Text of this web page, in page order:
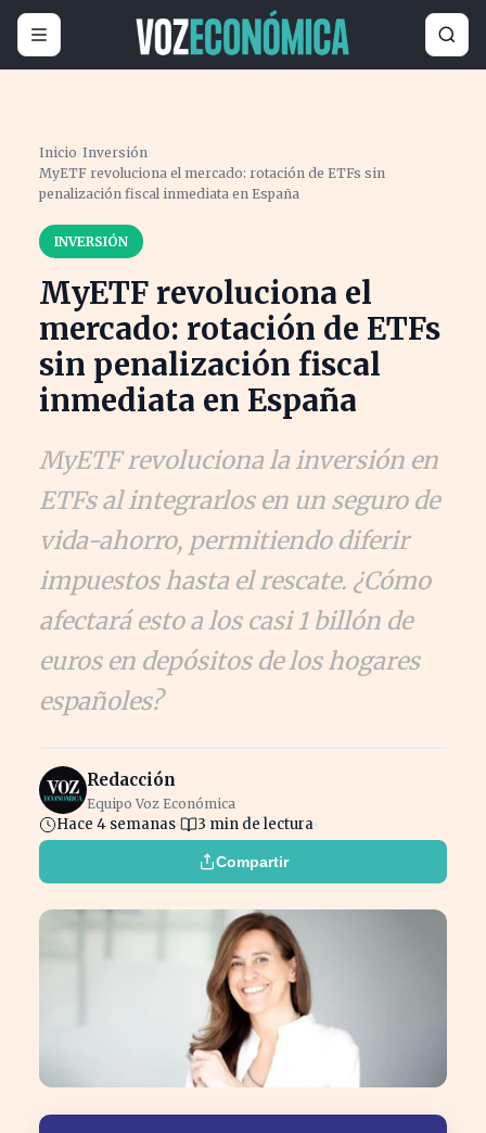
Inicio ›Inversión›
MyETF revoluciona el mercado: rotación de ETFs sin
penalización fiscal inmediata en España
INVERSIÓN
MyETF revoluciona el
mercado: rotación de ETFs
sin penalización fiscal
inmediata en España
MyETF revoluciona la inversión en
ETFs al integrarlos en un seguro de
vida-ahorro, permitiendo diferir
impuestos hasta el rescate. ¿Cómo
afectará esto a los casi 1 billón de
euros en depósitos de los hogares
españoles?
Redacción
Equipo Voz Económica
Hace 4 semanas 3 min de lectura
Compartir